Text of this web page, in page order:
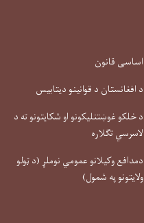
اساسی قانون
د افغانستان د قوانینو دیتابیس
د خلکو غوښتنلیکونو او شکایتونو ته د
لاسرسي تګلاره
دمدافع وکیلانو عمومي نوملړ (د ټولو
ولایتونو په شمول)